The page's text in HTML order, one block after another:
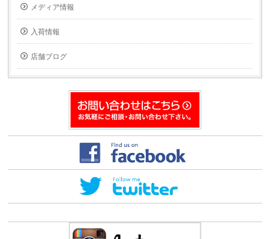
で
送
信
(新
し
い
ィ
ド
ウ
ィ
ン
ド
ウ
で
開
ま
す)
メディア情報
入荷情報
店舗ブログ